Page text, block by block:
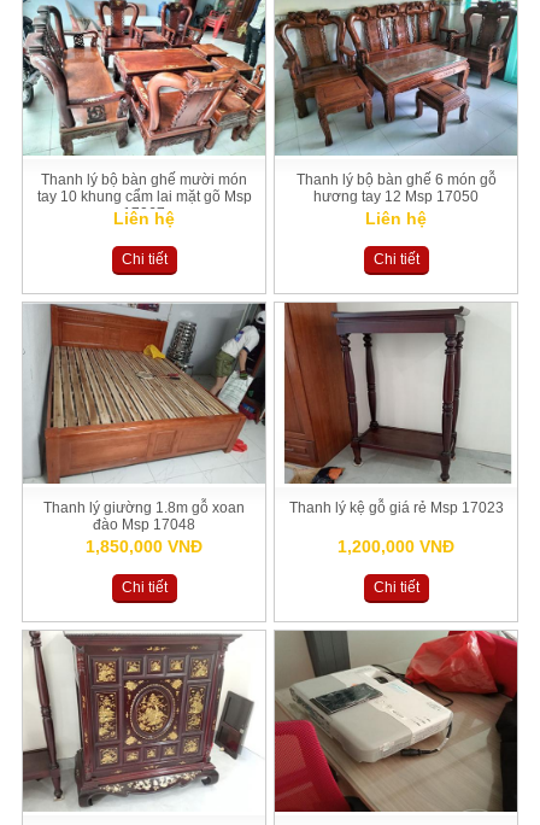
Thanh lý bộ bàn ghế mười món
tay 10 khung cẩm lai mặt gõ Msp
17067
Liên hệ
Chi tiết
Thanh lý bộ bàn ghế 6 món gỗ
hương tay 12 Msp 17050
Liên hệ
Chi tiết
Thanh lý giường 1.8m gỗ xoan
đào Msp 17048
1,850,000 VNĐ
Chi tiết
Thanh lý kệ gỗ giá rẻ Msp 17023
1,200,000 VNĐ
Chi tiết